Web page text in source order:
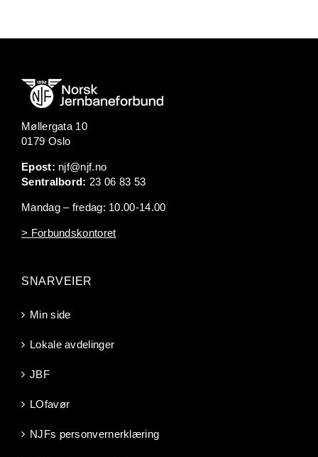
Møllergata 10
0179 Oslo
Epost: njf@njf.no
Sentralbord: 23 06 83 53
Mandag – fredag: 10.00-14.00
> Forbundskontoret
SNARVEIER
Min side
Lokale avdelinger
JBF
LOfavør
NJFs personvernerklæring